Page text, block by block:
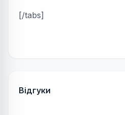
[/tabs]
Відгуки